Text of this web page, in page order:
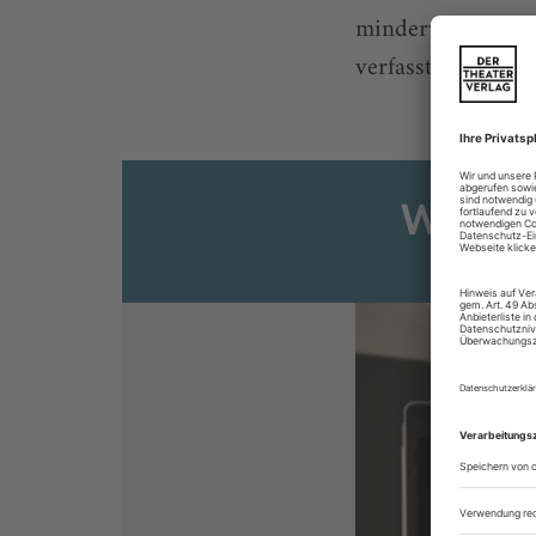
minderwertig
verfassten